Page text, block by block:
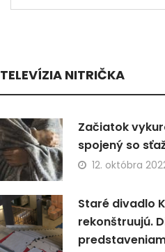
TELEVÍZIA NITRIČKA
Začiatok
spojený so
12. októbra
Staré divadlo
rekonštruujú.